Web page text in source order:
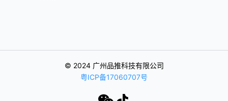
© 2024 广州品推科技有限公司
粤ICP备17060707号